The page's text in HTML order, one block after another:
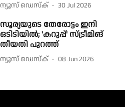
ന്യൂസ് ഡെസ്ക് 30 Jul 2026
സൂര്യയുടെ തേരോട്ടം ഇനി
ഒടിടിയിൽ; 'കറുപ്പ്' സ്ട്രീമിങ്
തീയതി പുറത്ത്
ന്യൂസ് ഡെസ്ക് 08 Jun 2026